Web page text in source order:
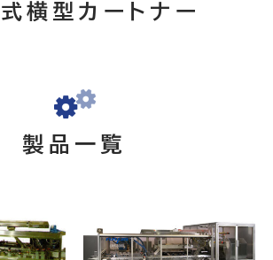
横型カートナー
製品一覧